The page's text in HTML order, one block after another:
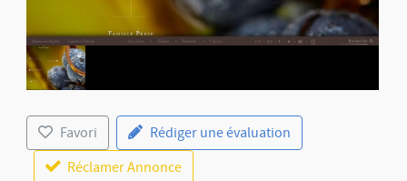
Favori
Rédiger une évaluation
Réclamer Annonce